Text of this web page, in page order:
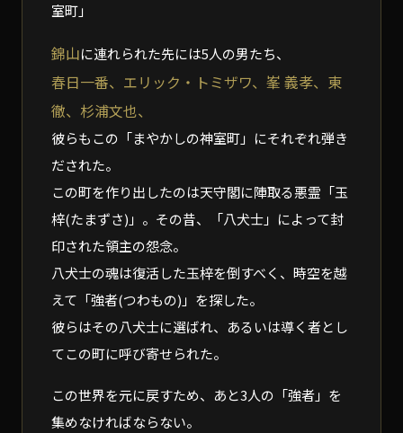
室町」
錦山に連れられた先には5人の男たち、
春日一番、エリック・トミザワ、峯 義孝、東
徹、杉浦文也、
彼らもこの「まやかしの神室町」にそれぞれ弾き
だされた。
この町を作り出したのは天守閣に陣取る悪霊「玉
梓(たまずさ)」。その昔、「八犬士」によって封
印された領主の怨念。
八犬士の魂は復活した玉梓を倒すべく、時空を越
えて「強者(つわもの)」を探した。
彼らはその八犬士に選ばれ、あるいは導く者とし
てこの町に呼び寄せられた。
この世界を元に戻すため、あと3人の「強者」を
集めなければならない。